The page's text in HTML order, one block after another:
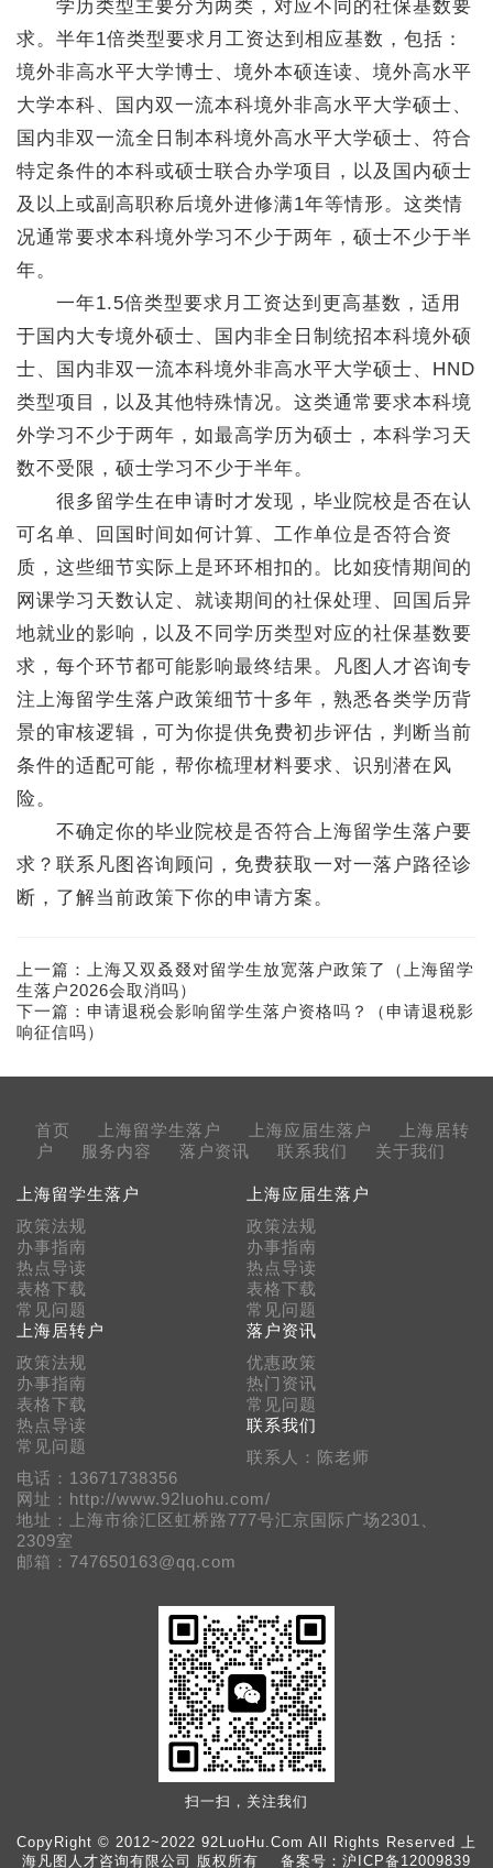
学历类型主要分为两类，对应不同的社保基数要
求。半年1倍类型要求月工资达到相应基数，包括：
境外非高水平大学博士、境外本硕连读、境外高水平
大学本科、国内双一流本科境外非高水平大学硕士、
国内非双一流全日制本科境外高水平大学硕士、符合
特定条件的本科或硕士联合办学项目，以及国内硕士
及以上或副高职称后境外进修满1年等情形。这类情
况通常要求本科境外学习不少于两年，硕士不少于半
年。
一年1.5倍类型要求月工资达到更高基数，适用
于国内大专境外硕士、国内非全日制统招本科境外硕
士、国内非双一流本科境外非高水平大学硕士、HND
类型项目，以及其他特殊情况。这类通常要求本科境
外学习不少于两年，如最高学历为硕士，本科学习天
数不受限，硕士学习不少于半年。
很多留学生在申请时才发现，毕业院校是否在认
可名单、回国时间如何计算、工作单位是否符合资
质，这些细节实际上是环环相扣的。比如疫情期间的
网课学习天数认定、就读期间的社保处理、回国后异
地就业的影响，以及不同学历类型对应的社保基数要
求，每个环节都可能影响最终结果。凡图人才咨询专
注上海留学生落户政策细节十多年，熟悉各类学历背
景的审核逻辑，可为你提供免费初步评估，判断当前
条件的适配可能，帮你梳理材料要求、识别潜在风
险。
不确定你的毕业院校是否符合上海留学生落户要
求？联系凡图咨询顾问，免费获取一对一落户路径诊
断，了解当前政策下你的申请方案。
上一篇：
上海又双叒叕对留学生放宽落户政策了（上海留学
生落户2026会取消吗）
下一篇： 申请退税会影响留学生落户资格吗？（申请退税影
响征信吗）
首页 上海留学生落户 上海应届生落户
上海居转
户
服务内容 落户资讯 联系我们 关于我们
上海留学生落户
政策法规
办事指南
热点导读
表格下载
常见问题
上海应届生落户
政策法规
办事指南
热点导读
表格下载
常见问题
上海居转户
政策法规
办事指南
表格下载
热点导读
常见问题
落户资讯
优惠政策
热门资讯
常见问题
联系我们
联系人：陈老师
电话：13671738356
网址：http://www.92luohu.com/
地址：上海市徐汇区虹桥路777号汇京国际广场2301、
2309室
邮箱：747650163@qq.com
扫一扫，关注我们
CopyRight © 2012~2022 92LuoHu.Com All Rights Reserved 上
海凡图人才咨询有限公司 版权所有 备案号： 沪ICP备12009839